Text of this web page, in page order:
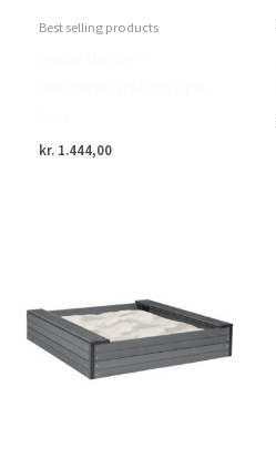
Best selling products
kr. 1.444,00